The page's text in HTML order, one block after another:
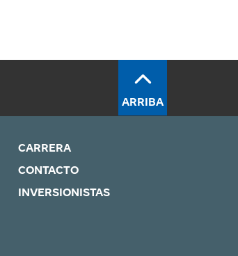
ARRIBA
CARRERA
CONTACTO
INVERSIONISTAS